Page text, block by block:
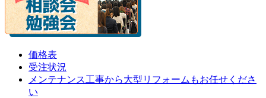
価格表
受注状況
メンテナンス工事から大型リフォームもお任せくださ
い